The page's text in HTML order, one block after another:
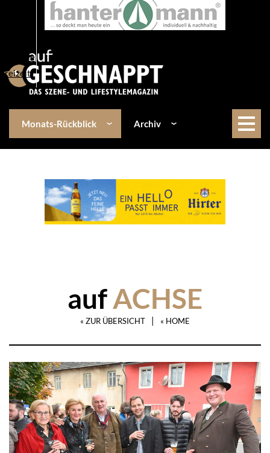
Lifestyle
Freizeit
Monats-Rückblick Archiv
aufACHSE
« ZUR ÜBERSICHT | « HOME